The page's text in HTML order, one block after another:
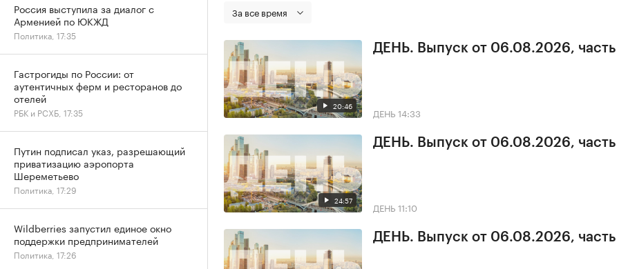
За все время
20:46
ДЕНЬ. Выпуск от 06.08.2026, часть
ДЕНЬ 14:33
24:57
ДЕНЬ. Выпуск от 06.08.2026, часть
ДЕНЬ 11:10
ДЕНЬ. Выпуск от 06.08.2026, часть
Россия выступила за диалог с
Арменией по ЮКЖД
Политика, 17:35
Гастрогиды по России: от
аутентичных ферм и ресторанов до
отелей
РБК и РСХБ, 17:35
Путин подписал указ, разрешающий
приватизацию аэропорта
Шереметьево
Политика, 17:29
Wildberries запустил единое окно
поддержки предпринимателей
Политика, 17:26